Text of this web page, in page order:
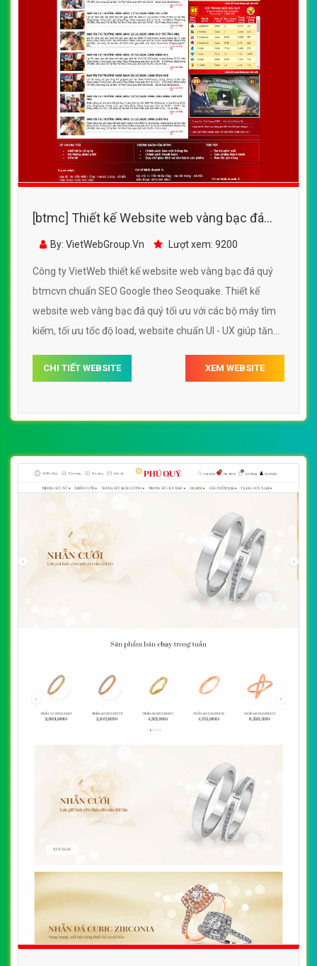
[btmc] Thiết kế Website web vàng bạc đá
quý - btmcvn
By: VietWebGroup.Vn Lượt xem: 9200
Công ty VietWeb thiết kế website web vàng bạc đá quý
btmcvn chuẩn SEO Google theo Seoquake. Thiết kế
website web vàng bạc đá quý tối ưu với các bộ máy tìm
kiếm, tối ưu tốc độ load, website chuẩn UI - UX giúp tăng
quý btmcvn
CHI TIẾT WEBSITE XEM WEBSITE